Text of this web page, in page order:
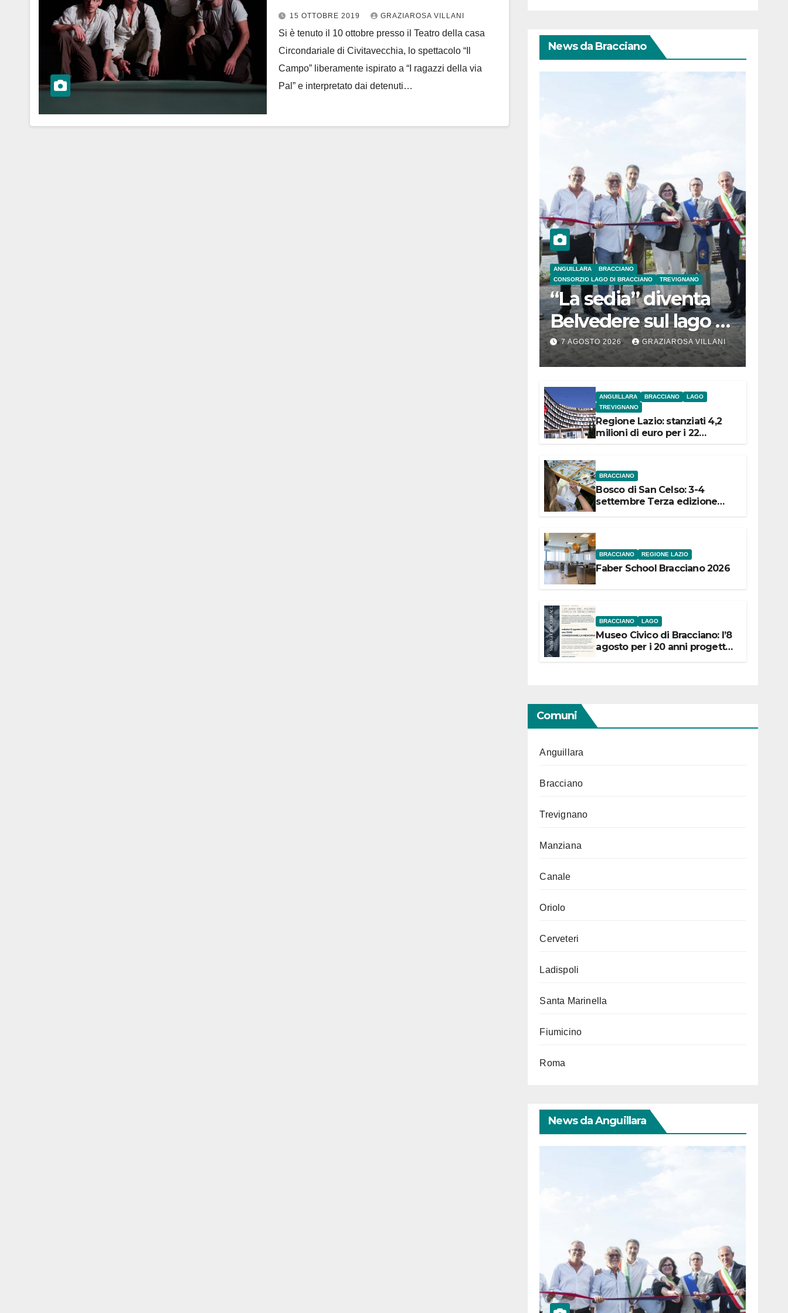
lo spettacolo Il Campo
15 OTTOBRE 2019 GRAZIAROSA VILLANI
Si è tenuto il 10 ottobre presso il Teatro della casa
Circondariale di Civitavecchia, lo spettacolo “Il
Campo” liberamente ispirato a “I ragazzi della via
Pal” e interpretato dai detenuti…
News da Bracciano
ANGUILLARA
BRACCIANO
CONSORZIO LAGO DI BRACCIANO
TREVIGNANO
“La sedia” diventa
Belvedere sul lago di
Bracciano: ieri
l’inaugurazione
7 AGOSTO 2026 GRAZIAROSA VILLANI
ANGUILLARA BRACCIANO
LAGO
TREVIGNANO
Regione Lazio: stanziati 4,2
milioni di euro per i 22
BRACCIANO
Bosco di San Celso: 3-4
settembre Terza edizione
BRACCIANO REGIONE LAZIO
Faber School Bracciano 2026
BRACCIANO LAGO
Museo Civico di Bracciano: l’8
agosto per i 20 anni progetto
Comuni
Anguillara
Bracciano
Trevignano
Manziana
Canale
Oriolo
Cerveteri
Ladispoli
Santa Marinella
Fiumicino
Roma
News da Anguillara